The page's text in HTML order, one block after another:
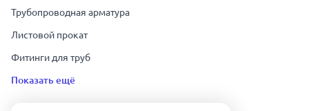
Трубопроводная арматура
Листовой прокат
Фитинги для труб
Показать ещё